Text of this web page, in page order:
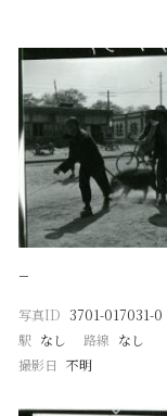
−
写真ID 3701-017031-0
駅 なし 路線 なし
撮影日 不明